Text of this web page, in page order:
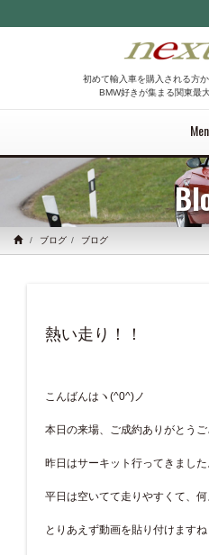
初めて輸入車を購入される方
BMW好きが集まる関東最
ブログ ブログ
熱い走り！！
こんばんはヽ(^0^)ノ
本日の来場、ご成約ありがとうご
昨日はサーキット行ってきました
平日は空いてて走りやすくて、
とりあえず動画を貼り付けますね